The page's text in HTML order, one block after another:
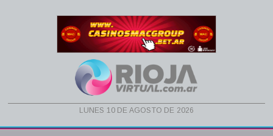
lunes 10 de agosto de 2026